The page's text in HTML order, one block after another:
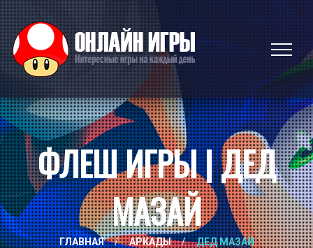
ФЛЕШ ИГРЫ | ДЕД
МАЗАЙ
ГЛАВНАЯ / АРКАДЫ / ДЕД МАЗАЙ